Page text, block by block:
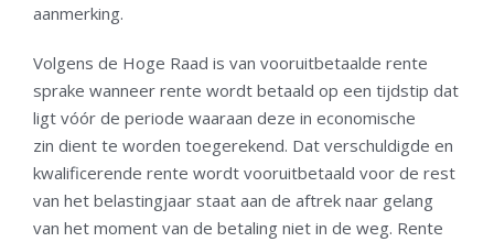
aanmerking.
Volgens de Hoge Raad is van vooruitbetaalde rente
sprake wanneer rente wordt betaald op een tijdstip dat
ligt vóór de periode waaraan deze in economische
zin dient te worden toegerekend. Dat verschuldigde en
kwalificerende rente wordt vooruitbetaald voor de rest
van het belastingjaar staat aan de aftrek naar gelang
van het moment van de betaling niet in de weg. Rente